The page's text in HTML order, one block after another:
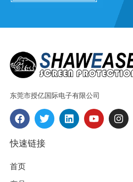
东莞市授亿国际电子有限公司
F
a
e
o
o
T
w
t
L
i
Y
o
I
n
快速链接
首页